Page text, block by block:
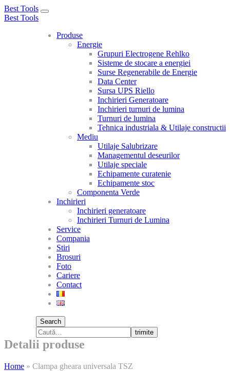
Best Tools
Toggle
Best Tools
Produse
Energie
Grupuri Electrogene Rehlko
Sisteme de stocare a energiei
Surse Regenerabile de Energie
Data Center
Sursa UPS Riello
Inchirieri Generatoare
Inchirieri turnuri de lumina
Turnuri de lumina
Tehnica industriala & Utilaje constructii
Mediu
Utilaje Salubrizare
Managementul deseurilor
Utilaje speciale
Echipamente curatenie
Echipamente stoc
Componenta Verde
Inchirieri
Inchirieri generatoare
Inchirieri Turnuri de Lumina
Service
Compania
Stiri
Brosuri
Foto
Cariere
Contact
Search
trimite
Detalii produse
Home » Clampa gheara universala TSZ